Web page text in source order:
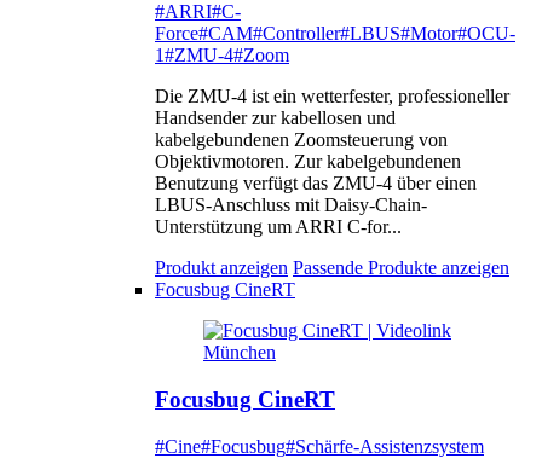
#ARRI#C-
Force#CAM#Controller#LBUS#Motor#OCU-
1#ZMU-4#Zoom
Die ZMU-4 ist ein wetterfester, professioneller
Handsender zur kabellosen und
kabelgebundenen Zoomsteuerung von
Objektivmotoren. Zur kabelgebundenen
Benutzung verfügt das ZMU-4 über einen
LBUS-Anschluss mit Daisy-Chain-
Unterstützung um ARRI C-for...
Produkt anzeigen Passende Produkte anzeigen
Focusbug CineRT
Focusbug CineRT
#Cine#Focusbug#Schärfe-Assistenzsystem